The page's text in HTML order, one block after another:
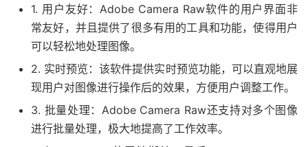
1. 用户友好：Adobe Camera Raw软件的用户界面非
常友好，并且提供了很多有用的工具和功能，使得用户
可以轻松地处理图像。
2. 实时预览：该软件提供实时预览功能，可以直观地展
现用户对图像进行操作后的效果，方便用户调整工作。
3. 批量处理：Adobe Camera Raw还支持对多个图像
进行批量处理，极大地提高了工作效率。